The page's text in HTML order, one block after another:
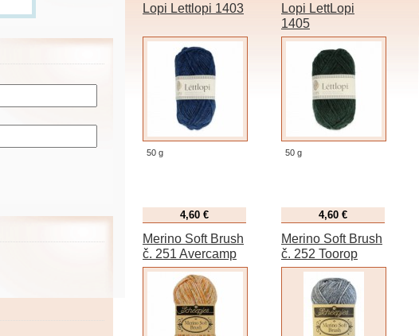
Lopi Lettlopi 1403
50 g
4,60 €
Lopi LettLopi
1405
50 g
4,60 €
Merino Soft Brush
č. 251 Avercamp
Merino Soft Brush
č. 252 Toorop